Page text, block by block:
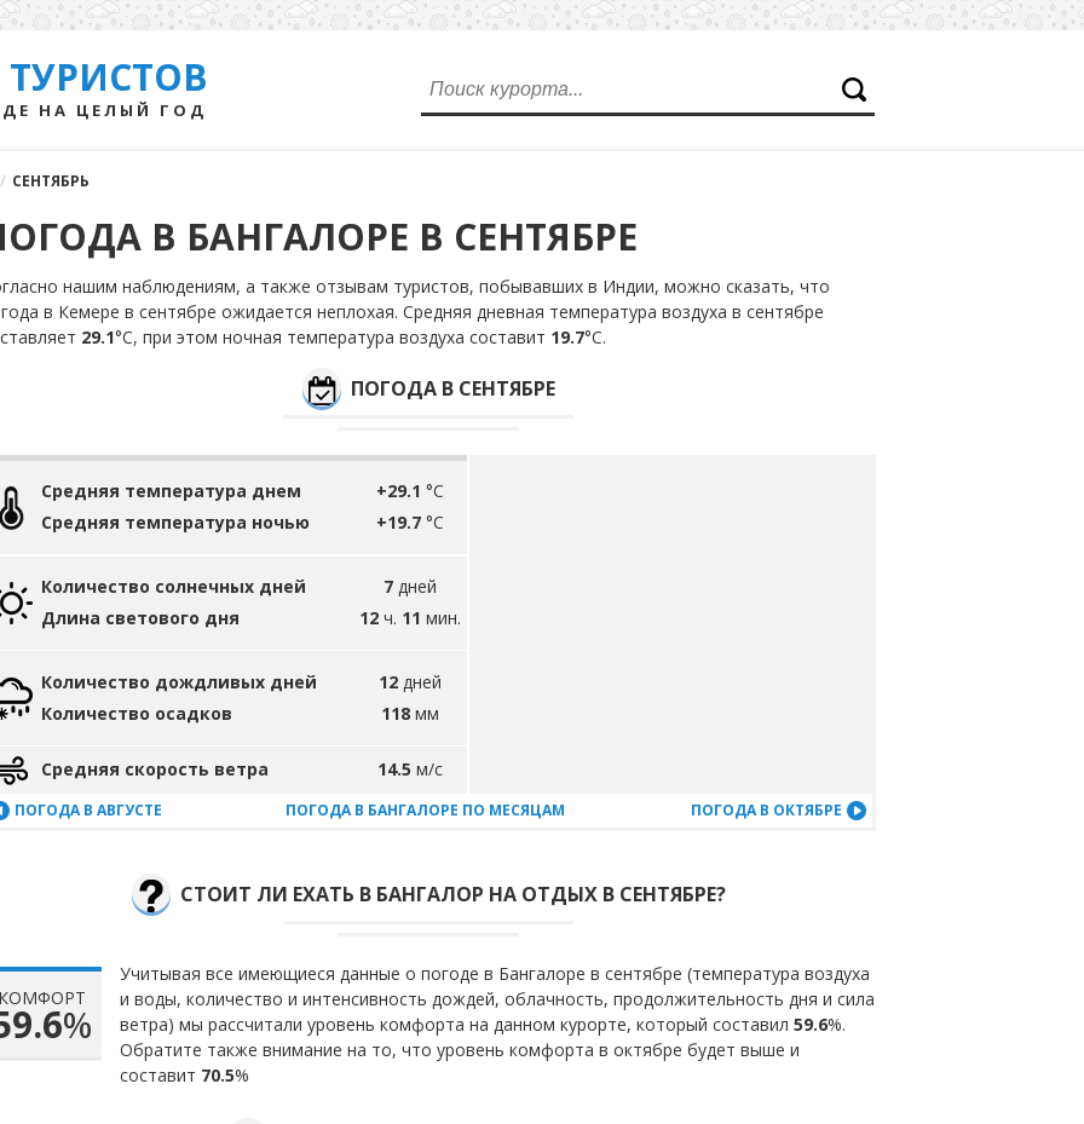
НА ЦЕЛЫЙ ГОД
/ СЕНТЯБРЬ
В БАНГАЛОРЕ В СЕНТЯБРЕ
нашим наблюдениям, а также отзывам туристов, побывавших в Индии, можно сказать, что
в Кемере в сентябре ожидается неплохая. Средняя дневная температура воздуха в сентябре
29.1°С, при этом ночная температура воздуха составит 19.7°С.
ПОГОДА В СЕНТЯБРЕ
Средняя температура днем
Средняя температура ночью
+29.1 °C
+19.7 °C
Количество солнечных дней
Длина светового дня
7 дней
12 ч. 11 мин.
Количество дождливых дней
Количество осадков
12 дней
118 мм
Средняя скорость ветра 14.5 м/с
ПОГОДА В АВГУСТЕ ПОГОДА В БАНГАЛОРЕ ПО МЕСЯЦАМ ПОГОДА В ОКТЯБРЕ
СТОИТ ЛИ ЕХАТЬ В БАНГАЛОР НА ОТДЫХ В СЕНТЯБРЕ?
КОМФОРТ
%
Учитывая все имеющиеся данные о погоде в Бангалоре в сентябре (температура воздуха
и воды, количество и интенсивность дождей, облачность, продолжительность дня и сила
ветра) мы рассчитали уровень комфорта на данном курорте, который составил 59.6%.
Обратите также внимание на то, что уровень комфорта в октябре будет выше и
составит 70.5%